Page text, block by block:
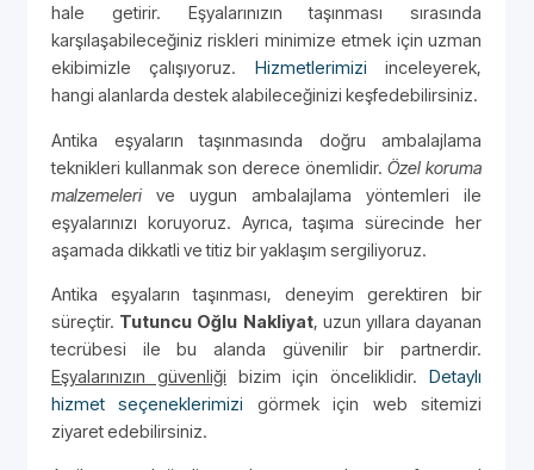
hale getirir. Eşyalarınızın taşınması sırasında
karşılaşabileceğiniz riskleri minimize etmek için uzman
ekibimizle çalışıyoruz. Hizmetlerimizi inceleyerek,
hangi alanlarda destek alabileceğinizi keşfedebilirsiniz.
Antika eşyaların taşınmasında doğru ambalajlama
teknikleri kullanmak son derece önemlidir. Özel koruma
malzemelerive uygun ambalajlama yöntemleri ile
eşyalarınızı koruyoruz. Ayrıca, taşıma sürecinde her
aşamada dikkatli ve titiz bir yaklaşım sergiliyoruz.
Antika eşyaların taşınması, deneyim gerektiren bir
süreçtir. Tutuncu Oğlu Nakliyat, uzun yıllara dayanan
tecrübesi ile bu alanda güvenilir bir partnerdir.
Eşyalarınızın güvenliği bizim için önceliklidir.Detaylı
hizmet seçeneklerimizi görmek için web sitemizi
ziyaret edebilirsiniz.